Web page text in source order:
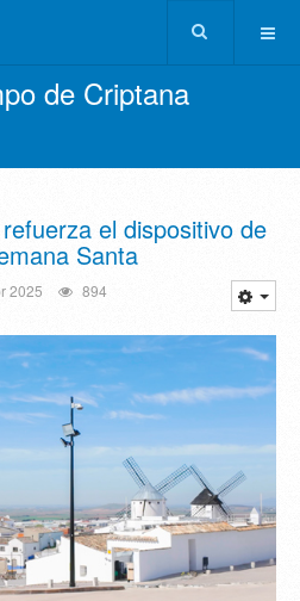
de Criptana
el dispositivo de
Santa
2025 894